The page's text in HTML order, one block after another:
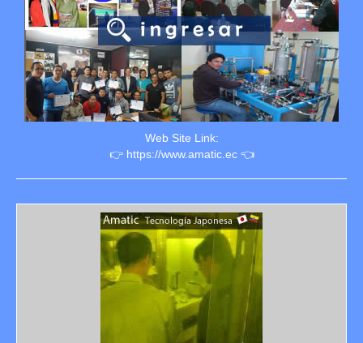
Web Site Link:
👉 https://www.amatic.ec 👈